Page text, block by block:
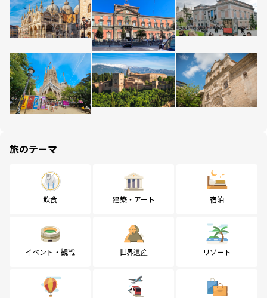
旅のテーマ
飲食 建築・アート 宿泊
イベント・観戦 世界遺産 リゾート